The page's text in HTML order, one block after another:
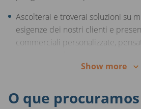
Ascolterai e troverai soluzioni su
esigenze dei nostri clienti e
commerciali personalizzate,
supportandoli nelle loro decisioni
Show more
O que procuramos